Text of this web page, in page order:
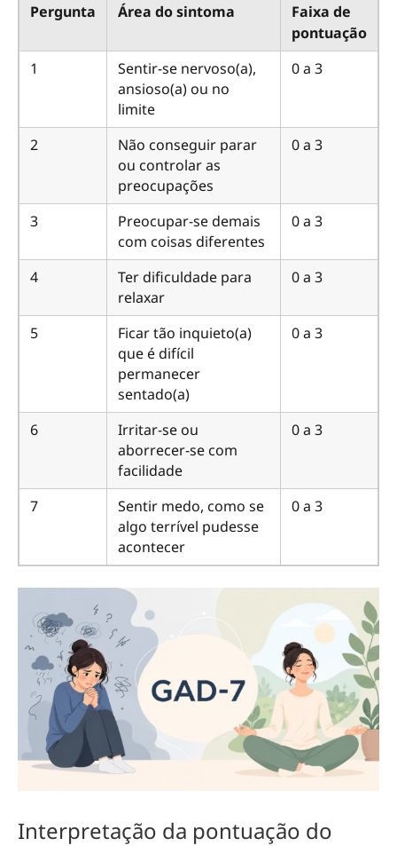
Pergunta Área do sintoma
Faixa de
pontuação
1
Sentir-se nervoso(a),
ansioso(a) ou no
limite
0 a 3
2
Não conseguir parar
ou controlar as
preocupações
0 a 3
3
Preocupar-se demais
com coisas diferentes
0 a 3
4
Ter dificuldade para
relaxar
0 a 3
5
Ficar tão inquieto(a)
que é difícil
permanecer
sentado(a)
0 a 3
6
Irritar-se ou
aborrecer-se com
facilidade
0 a 3
7
Sentir medo, como se
algo terrível pudesse
acontecer
0 a 3
Interpretação da pontuação do